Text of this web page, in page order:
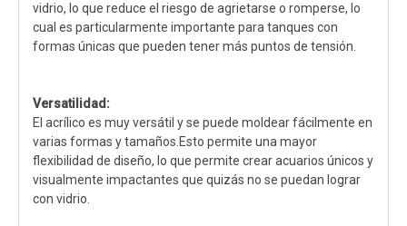
vidrio, lo que reduce el riesgo de agrietarse o romperse, lo
cual es particularmente importante para tanques con
formas únicas que pueden tener más puntos de tensión.
Versatilidad:
El acrílico es muy versátil y se puede moldear fácilmente en
varias formas y tamaños.Esto permite una mayor
flexibilidad de diseño, lo que permite crear acuarios únicos y
visualmente impactantes que quizás no se puedan lograr
con vidrio.